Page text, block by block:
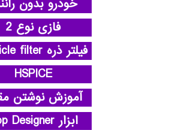
خودرو بدون
فازی نوع 2
فیلتر ذره particle filter
HSPICE
آموزش نوشتن
ابزار App Designer